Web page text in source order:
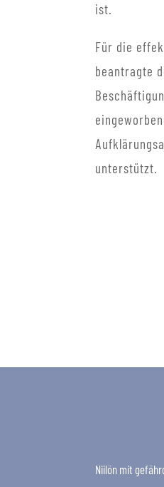
ist.
Für die
beantragte
unterstützt.
Niilön mit